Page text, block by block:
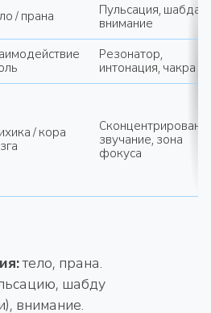
/ прана
Пульсация, шабда,
внимание
Резонатор,
интонация, чакра
/ кора
звучание, зона
фокуса
тело, прана.
шабду
внимание.